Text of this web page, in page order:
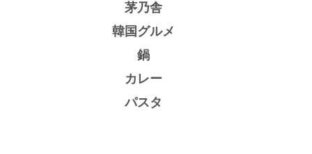
茅乃舎
韓国グルメ
鍋
カレー
パスタ